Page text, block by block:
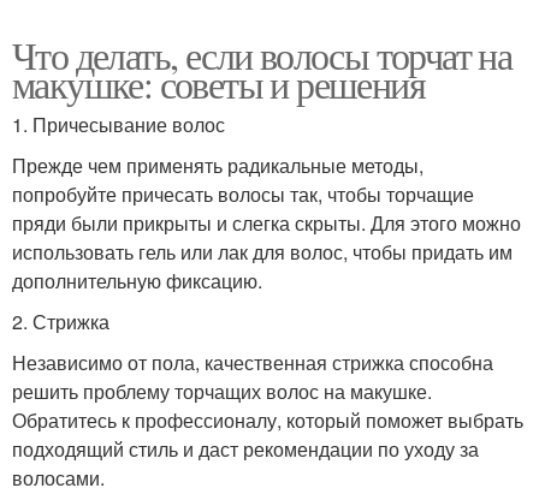
Что делать, если волосы торчат на
макушке: советы и решения
1. Причесывание волос
Прежде чем применять радикальные методы,
попробуйте причесать волосы так, чтобы торчащие
пряди были прикрыты и слегка скрыты. Для этого можно
использовать гель или лак для волос, чтобы придать им
дополнительную фиксацию.
2. Стрижка
Независимо от пола, качественная стрижка способна
решить проблему торчащих волос на макушке.
Обратитесь к профессионалу, который поможет выбрать
подходящий стиль и даст рекомендации по уходу за
волосами.